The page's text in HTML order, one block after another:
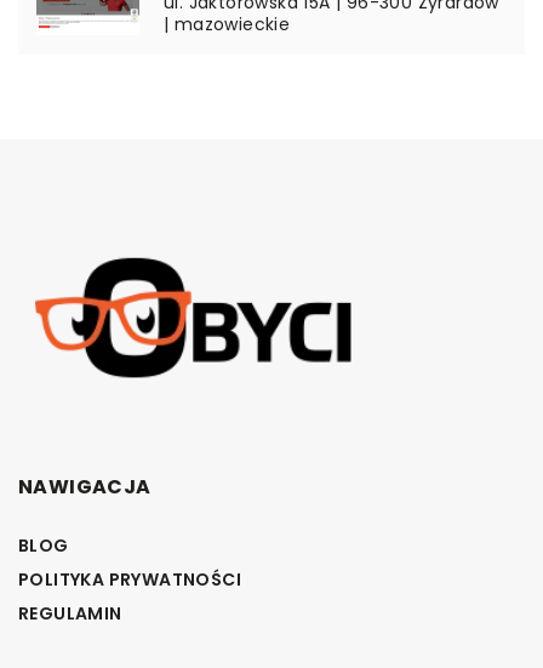
| mazowieckie
NAWIGACJA
BLOG
POLITYKA PRYWATNOŚCI
REGULAMIN